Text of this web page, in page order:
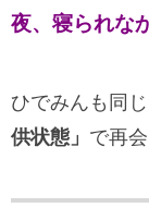
夜、寝られな
ひでみんも同
供状態」 で再会